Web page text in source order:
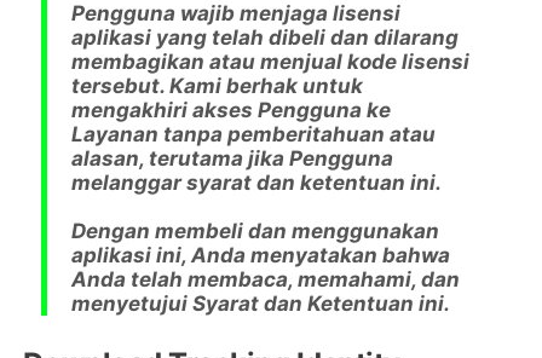
Pengguna wajib menjaga lisensi
aplikasi yang telah dibeli dan dilarang
membagikan atau menjual kode lisensi
tersebut. Kami berhak untuk
mengakhiri akses Pengguna ke
Layanan tanpa pemberitahuan atau
alasan, terutama jika Pengguna
melanggar syarat dan ketentuan ini.
Dengan membeli dan menggunakan
aplikasi ini, Anda menyatakan bahwa
Anda telah membaca, memahami, dan
menyetujuiSyarat dan Ketentuan ini.